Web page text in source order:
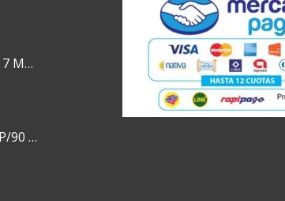
SILICONA BARRA CBX FINA 7 MM 28 CM
ESPIRAL PLASTICO 12 MM P/90 HJS X50X1500